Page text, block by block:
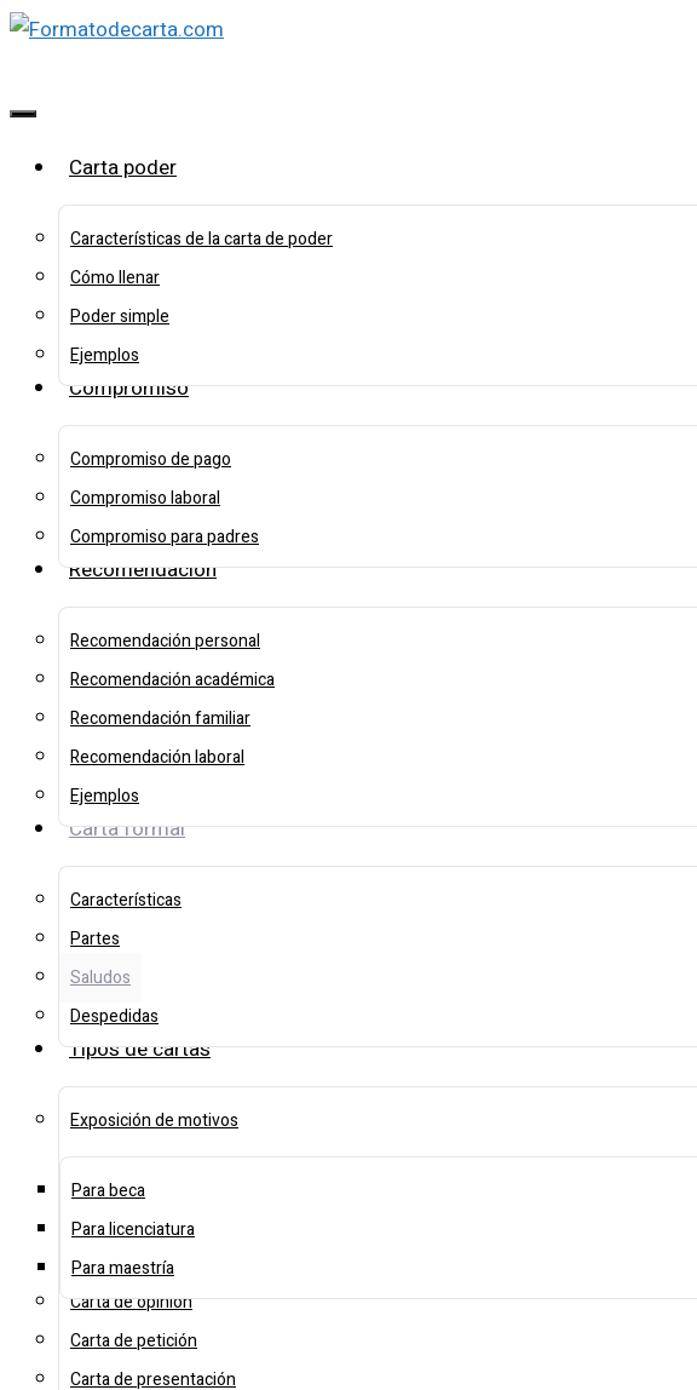
Saltar
contenido
Menú
Carta poder
Características de la carta de poder
Cómo llenar
Poder simple
Ejemplos
Compromiso
Compromiso de pago
Compromiso laboral
Compromiso para padres
Recomendación
Recomendación personal
Recomendación académica
Recomendación familiar
Recomendación laboral
Ejemplos
Carta formal
Características
Partes
Saludos
Despedidas
Tipos de cartas
Exposición de motivos
Para beca
Para licenciatura
Para maestría
Carta de opinión
Carta de petición
Carta de presentación